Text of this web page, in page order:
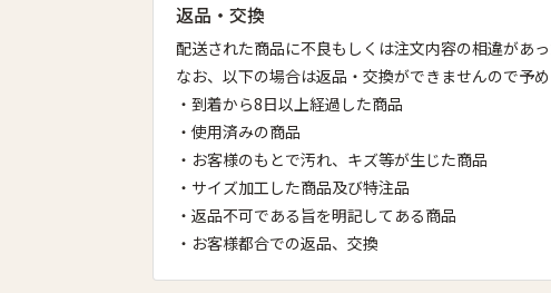
返品・交換
配送された商品に不良もしくは注文内容の相違があ
なお、以下の場合は返品・交換ができませんので予め
・到着から8日以上経過した商品
・使用済みの商品
・お客様のもとで汚れ、キズ等が生じた商品
・サイズ加工した商品及び特注品
・返品不可である旨を明記してある商品
・お客様都合での返品、交換